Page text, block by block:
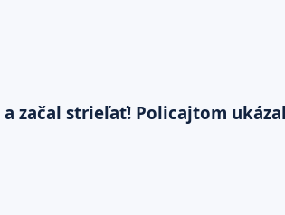
začal strieľať! Policajtom